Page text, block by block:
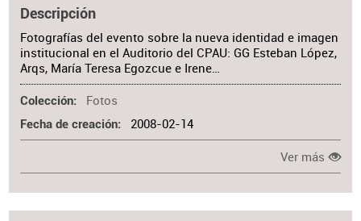
Descripción
Fotografías del evento sobre la nueva identidad e imagen
institucional en el Auditorio del CPAU: GG Esteban López,
Arqs, María Teresa Egozcue e Irene…
Colección Fotos
Fecha de creación 2008-02-14
Ver más